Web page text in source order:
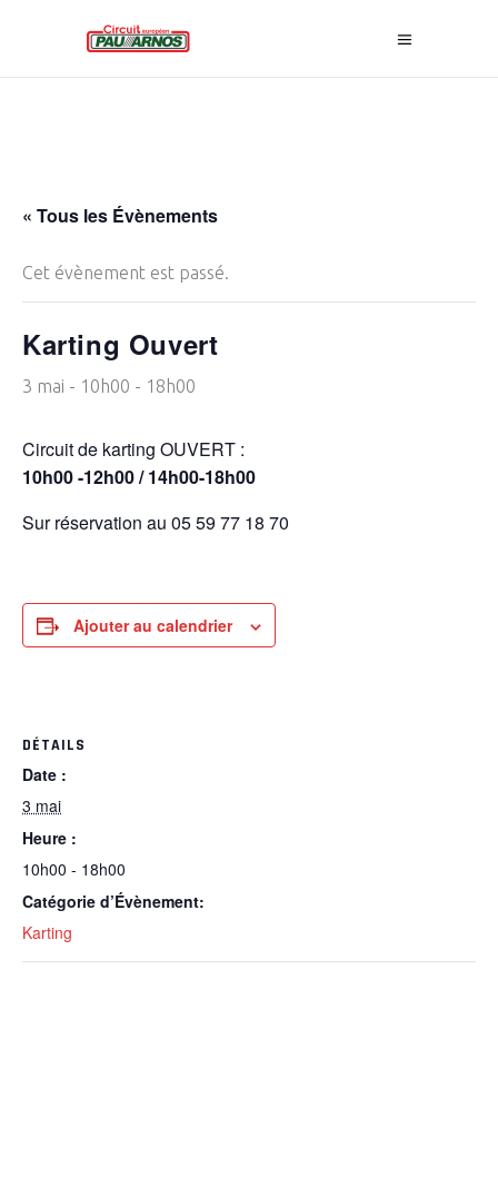
« Tous les Évènements
Cet évènement est passé.
Karting Ouvert
3 mai - 10h00 - 18h00
Circuit de karting OUVERT :
10h00 -12h00 / 14h00-18h00
Sur réservation au 05 59 77 18 70
Ajouter au calendrier
DÉTAILS
Date :
3 mai
Heure :
10h00 - 18h00
Catégorie d’Évènement:
Karting